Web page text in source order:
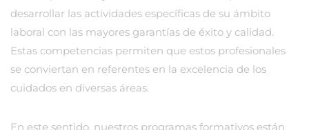
desarrollar las actividades específicas de su ámbito
laboral con las mayores garantías de éxito y calidad.
Estas competencias permiten que estos profesionales
se conviertan en referentes en la excelencia de los
cuidados en diversas áreas.
En este sentido, nuestros programas formativos están